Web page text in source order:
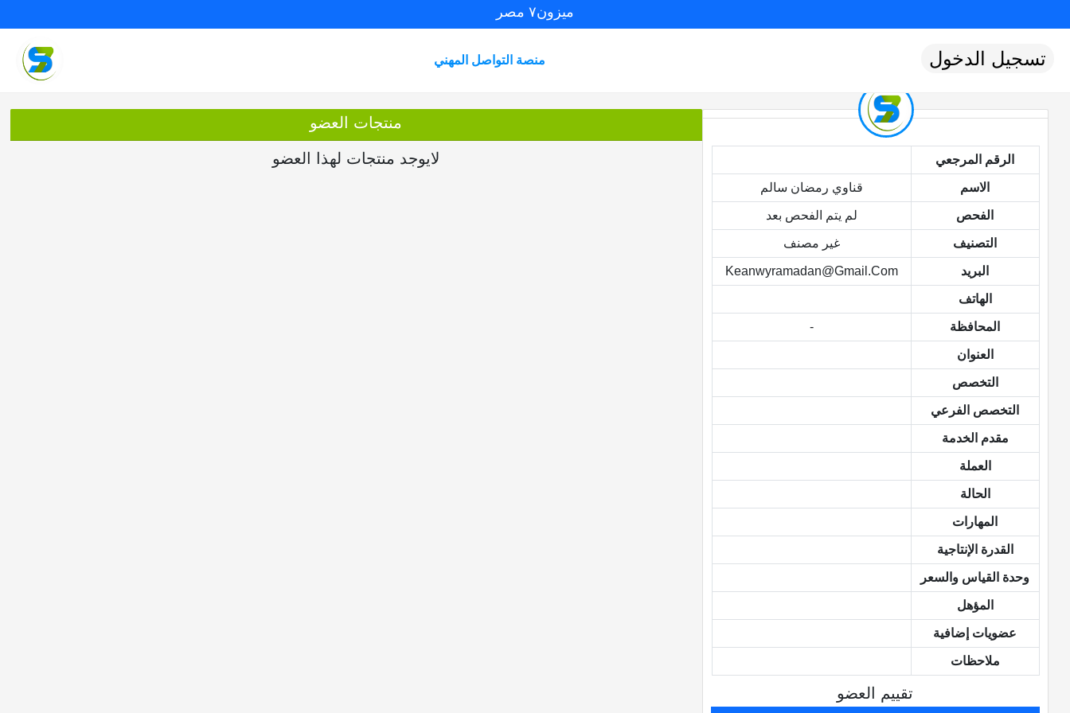
ميزون٧ مصر
منصة التواصل المهني تسجيل الدخول
الرقم المرجعي
الاسم قناوي رمضان سالم
الفحص لم يتم الفحص بعد
التصنيف غير مصنف
البريد Keanwyramadan@gmail.com
الهاتف
المحافظة -
العنوان
التخصص
التخصص الفرعي
مقدم الخدمة
العملة
الحالة
المهارات
القدرة الإنتاجية
وحدة القياس والسعر
المؤهل
عضويات إضافية
ملاحظات
تقييم العضو
منتجات العضو
لايوجد منتجات لهذا العضو